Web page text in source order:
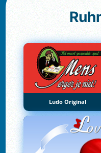
Ludo Original